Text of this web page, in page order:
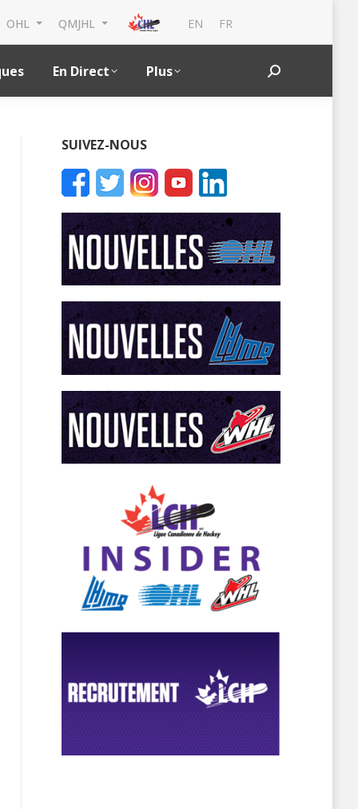
OHL QMJHL EN FR
En Direct Plus Search:
SUIVEZ-NOUS